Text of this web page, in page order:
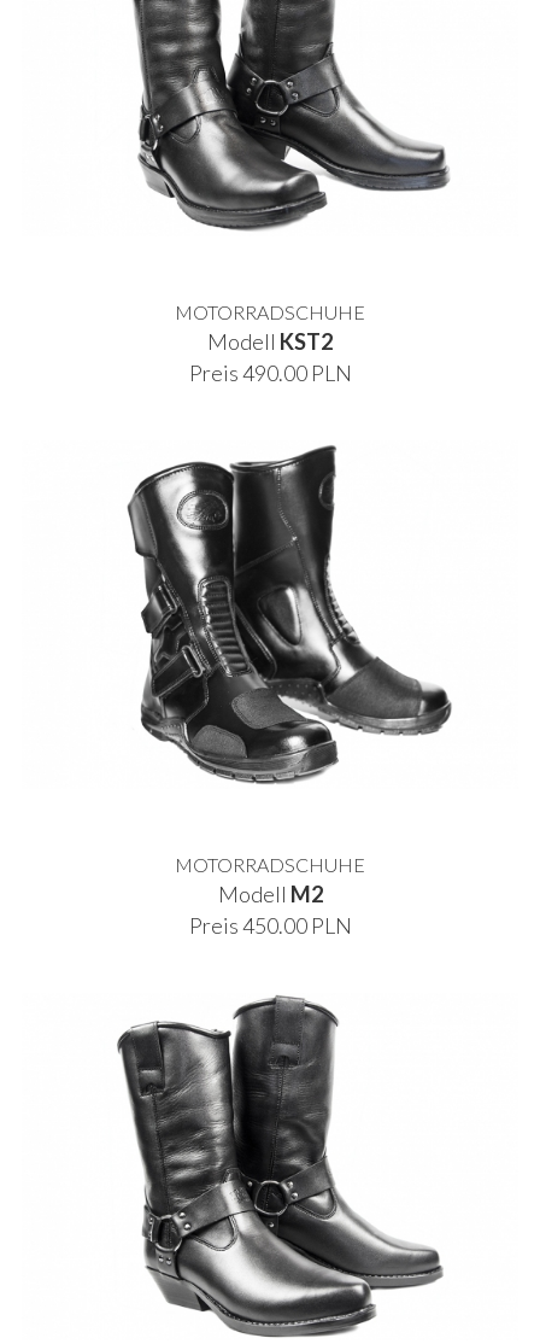
MOTORRADSCHUHE
Modell KST2
Preis 490.00 PLN
MOTORRADSCHUHE
Modell M2
Preis 450.00 PLN